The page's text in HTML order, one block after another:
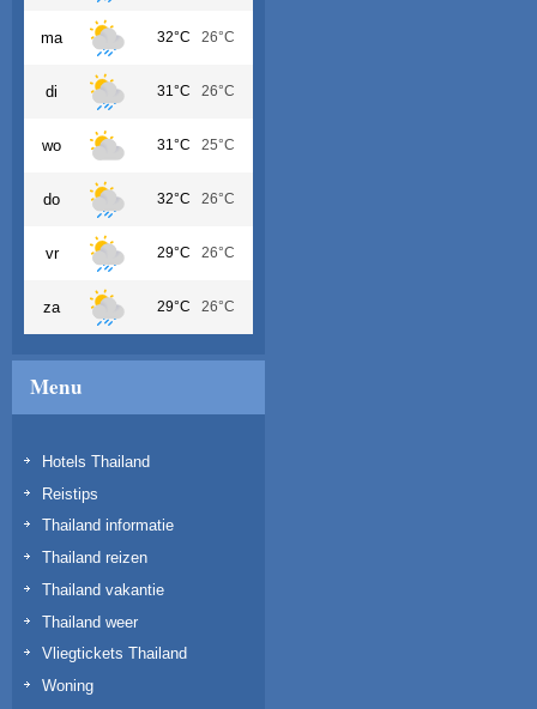
ma 32°C 26°C
di 31°C 26°C
wo 31°C 25°C
do 32°C 26°C
vr 29°C 26°C
za 29°C 26°C
Menu
Hotels Thailand
Reistips
Thailand informatie
Thailand reizen
Thailand vakantie
Thailand weer
Vliegtickets Thailand
Woning